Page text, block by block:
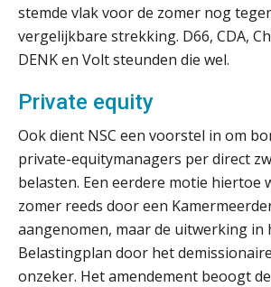
stemde vlak voor de zomer nog
vergelijkbare strekking. D66, CDA,
DENK en Volt steunden die wel.
Private equity
Ook dient NSC een voorstel in om
private-equitymanagers per direct
belasten. Een eerdere motie hiertoe
zomer reeds door een
aangenomen, maar de uitwerking in
Belastingplan door het
onzeker. Het amendement beoogt
Verstoorde
door
Het functiegemak
adviezen over en
en
Zomer. Tijd om
de loep te nemen.